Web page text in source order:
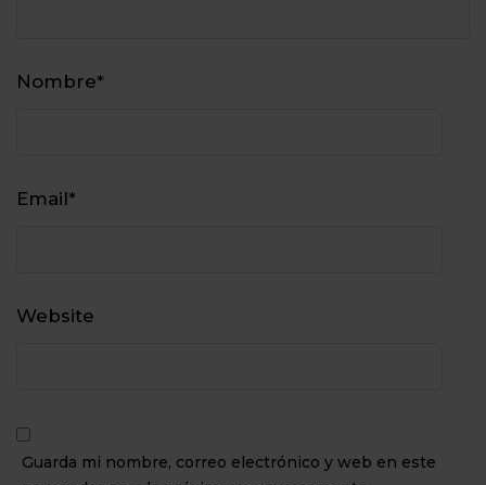
Nombre*
Email*
Website
Guarda mi nombre, correo electrónico y web en este